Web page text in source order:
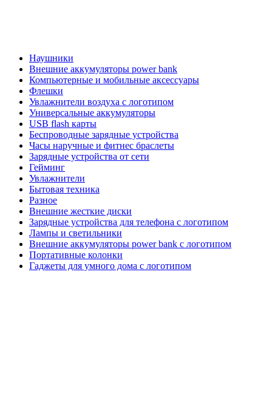
Наушники
Внешние аккумуляторы power bank
Компьютерные и мобильные аксессуары
Флешки
Увлажнители воздуха с логотипом
Универсальные аккумуляторы
USB flash карты
Беспроводные зарядные устройства
Часы наручные и фитнес браслеты
Зарядные устройства от сети
Гейминг
Увлажнители
Бытовая техника
Разное
Внешние жесткие диски
Зарядные устройства для телефона с логотипом
Лампы и светильники
Внешние аккумуляторы power bank с логотипом
Портативные колонки
Гаджеты для умного дома с логотипом